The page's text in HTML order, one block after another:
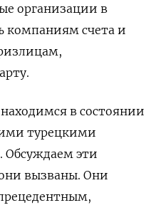
организации в
компаниям счета и
в состоянии
турецкими
Обсуждаем эти
вызваны. Они